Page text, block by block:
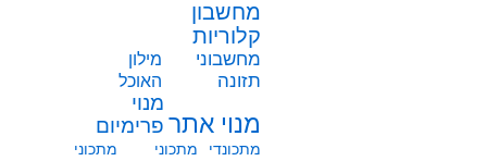
מחשבון
קלוריות
מחשבוני
תזונה
מילון
האוכל
מנוי אתר
מנוי
פרימיום
מתכונדי
מתכוני
מתכוני